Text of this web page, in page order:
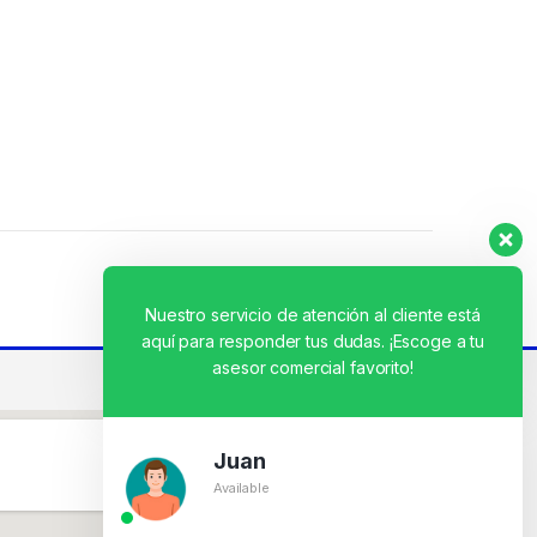
Nuestro servicio de atención al cliente está
aquí para responder tus dudas. ¡Escoge a tu
asesor comercial favorito!
Juan
Available